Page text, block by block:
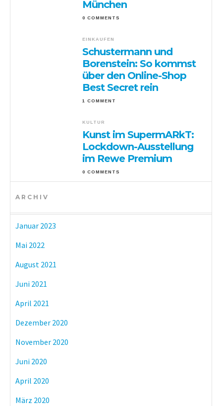
München
0 COMMENTS
EINKAUFEN
Schustermann und
Borenstein: So kommst
über den Online-Shop
Best Secret rein
1 COMMENT
KULTUR
Kunst im SupermARkT:
Lockdown-Ausstellung
im Rewe Premium
0 COMMENTS
ARCHIV
Januar 2023
Mai 2022
August 2021
Juni 2021
April 2021
Dezember 2020
November 2020
Juni 2020
April 2020
März 2020